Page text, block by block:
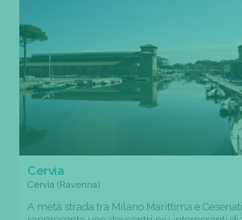
Cervia
Cervia (Ravenna)
A metà strada tra Milano Marittima e